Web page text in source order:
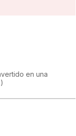
en una
)